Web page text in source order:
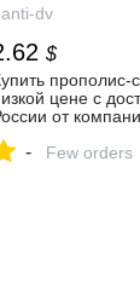
dv
$
прополис-
цене с
от
- Few orders